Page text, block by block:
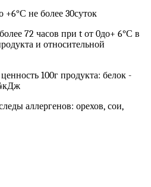
не более 30суток
72 часов при t от 0до+ 6°С в
и относительной
100г продукта: белок -
аллергенов: орехов, сои,